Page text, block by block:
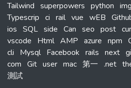
Tailwind superpowers python
Typescrip ci rail vue wEB
ios SQL side Can seo post
vscode
Html AMP azure npm
cli
Mysql Facebook rails next
com Git user mac 第一 .net
測試